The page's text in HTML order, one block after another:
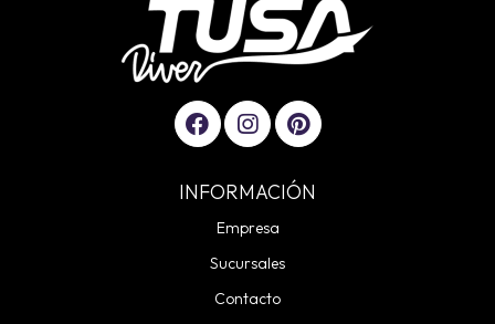
INFORMACIÓN
Empresa
Sucursales
Contacto